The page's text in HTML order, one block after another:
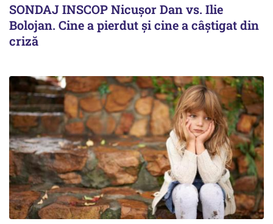
SONDAJ INSCOP Nicușor Dan vs. Ilie
Bolojan. Cine a pierdut și cine a câștigat din
criză